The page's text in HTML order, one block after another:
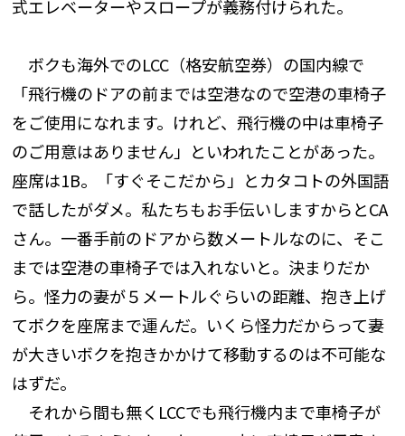
式エレベーターやスロープが義務付けられた。
ボクも海外でのLCC（格安航空券）の国内線で
「飛行機のドアの前までは空港なので空港の車椅子
をご使用になれます。けれど、飛行機の中は車椅子
のご用意はありません」といわれたことがあった。
座席は1B。「すぐそこだから」とカタコトの外国語
で話したがダメ。私たちもお手伝いしますからとCA
さん。一番手前のドアから数メートルなのに、そこ
までは空港の車椅子では入れないと。決まりだか
ら。怪力の妻が５メートルぐらいの距離、抱き上げ
てボクを座席まで運んだ。いくら怪力だからって妻
が大きいボクを抱きかかけて移動するのは不可能な
はずだ。
それから間も無くLCCでも飛行機内まで車椅子が